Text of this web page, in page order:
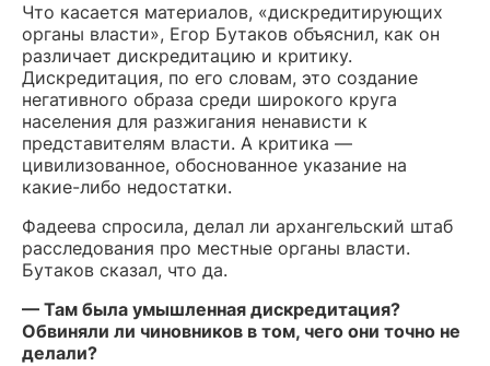
Что касается материалов, «дискредитирующих
органы власти», Егор Бутаков объяснил, как он
различает дискредитацию и критику.
Дискредитация, по его словам, это создание
негативного образа среди широкого круга
населения для разжигания ненависти к
представителям власти. А критика —
цивилизованное, обоснованное указание на
какие-либо недостатки.
Фадеева спросила, делал ли архангельский штаб
расследования про местные органы власти.
Бутаков сказал, что да.
— Там была умышленная дискредитация?
Обвиняли ли чиновников в том, чего они точно не
делали?